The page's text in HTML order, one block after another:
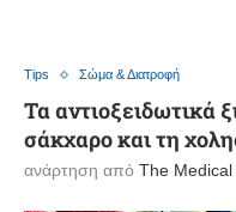
Tips Σώμα & Διατροφή
Τα αντιοξειδωτικά
σάκχαρο και τη
ανάρτηση από The Medical